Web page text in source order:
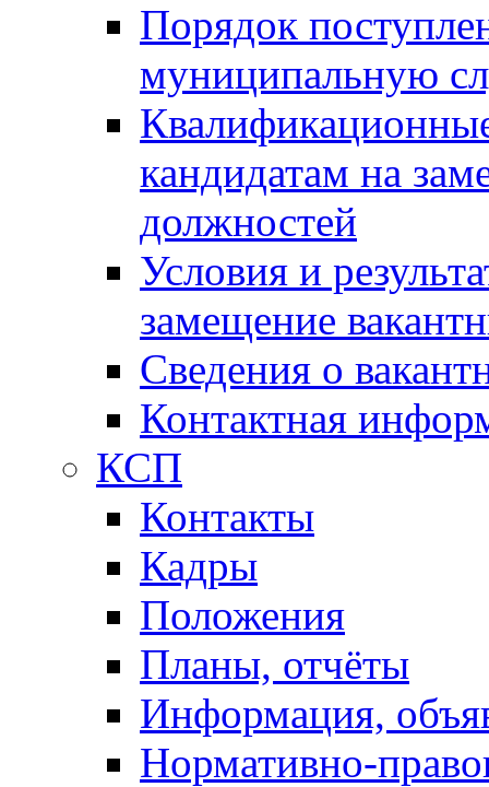
Порядок
муниципальную
кандидатам на
должностей
Условия и
замещение
Сведения о
Контактная
КСП
Контакты
Кадры
Положения
Планы, отчёты
Информация,
Нормативно-